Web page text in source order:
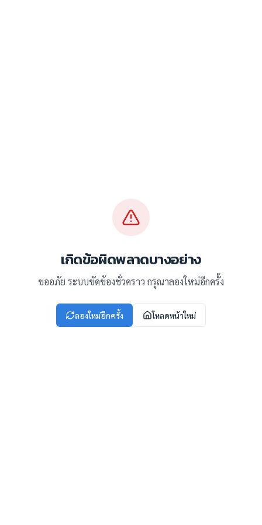
เกิดข้อผิดพลาดบางอย่าง
ขออภัย ระบบขัดข้องชั่วคราว กรุณาลองใหม่อีกครั้ง
ลองใหม่อีกครั้ง โหลดหน้าใหม่